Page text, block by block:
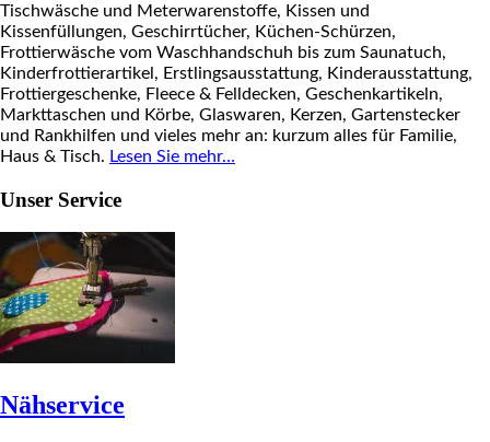
Tischwäsche und Meterwarenstoffe, Kissen und
Kissenfüllungen, Geschirrtücher, Küchen-Schürzen,
Frottierwäsche vom Waschhandschuh bis zum Saunatuch,
Kinderfrottierartikel, Erstlingsausstattung, Kinderausstattung,
Frottiergeschenke, Fleece & Felldecken, Geschenkartikeln,
Markttaschen und Körbe, Glaswaren, Kerzen, Gartenstecker
und Rankhilfen und vieles mehr an: kurzum alles für Familie,
Haus & Tisch. Lesen Sie mehr…
Unser Service
Nähservice